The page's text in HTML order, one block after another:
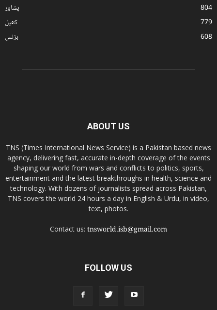
پشاور
804
کھیل
779
بزنس
608
ABOUT US
TNS (Times International News Service) is a Pakistan based news
agency, delivering fast, accurate in-depth coverage of the events
shaping our world from wars and conflicts to politics, sports,
entertainment and the latest breakthroughs in health, science and
technology. With dozens of journalists spread across Pakistan,
TNS covers the world 24 hours a day in English & Urdu, in video,
text, photos.
Contact us: tnsworld.isb@gmail.com
FOLLOW US